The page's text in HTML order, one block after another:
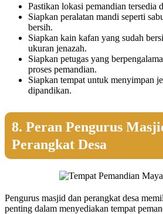
Pastikan lokasi pemandian tersedia
Siapkan peralatan mandi seperti
bersih.
Siapkan kain kafan yang sudah
ukuran jenazah.
Siapkan petugas yang
proses pemandian.
Siapkan tempat untuk menyimpan
dipandikan.
8. Peran Pengurus
Perangkat Desa
Pengurus masjid dan perangkat desa
penting dalam menyediakan tempat